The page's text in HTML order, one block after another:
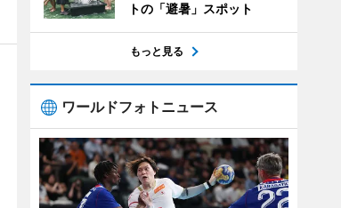
トの「避暑」スポット
もっと見る
ワールドフォトニュース